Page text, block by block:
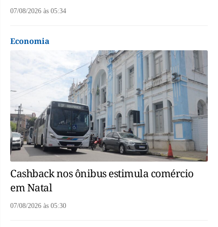
07/08/2026 às 05:34
Economia
Cashback nos ônibus estimula comércio
em Natal
07/08/2026 às 05:30